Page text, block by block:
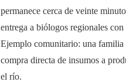
permanece cerca de veinte
entrega a biólogos regionales
Ejemplo comunitario: una familia
compra directa de insumos a
el río.